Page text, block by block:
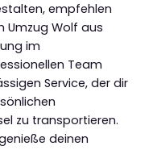
empfehlen
Umzug Wolf aus
im
Team
Service, der dir
zu transportieren.
deinen